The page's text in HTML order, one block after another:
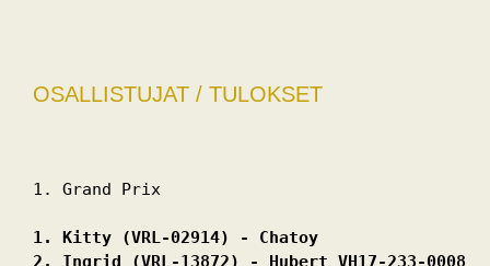
OSALLISTUJAT / TULOKSET
1. Grand Prix
1. Kitty (VRL-02914) - Chatoy
2. Ingrid (VRL-13872) - Hubert VH17-233-0008